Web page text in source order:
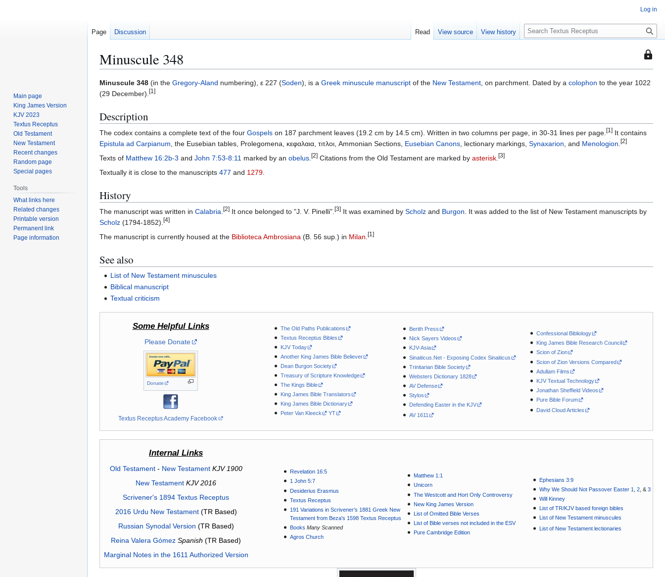
This
users
Minuscule 348
Jump
to
Jump
to
Minuscule 348 (in the Gregory-Aland numbering), ε 227 (Soden), is a Greek minuscule manuscript of the New Testament, on parchment. Dated by a colophon to the year 1022
(29 December). [1]
Description
The codex contains a complete text of the four Gospels on 187 parchment leaves (19.2 cm by 14.5 cm). Written in two columns per page, in 30-31 lines per page. [1] It contains
Epistula ad Carpianum, the Eusebian tables, Prolegomena, κεφαλαια, τιτλοι, Ammonian Sections, Eusebian Canons, lectionary markings, Synaxarion, and Menologion. [2]
Texts of Matthew 16:2b-3 and John 7:53-8:11 marked by an obelus. [2] Citations from the Old Testament are marked by asterisk. [3]
Textually it is close to the manuscripts 477 and 1279.
History
The manuscript was written in Calabria. [2] It once belonged to "J. V. Pinelli". [3] It was examined by Scholz and Burgon. It was added to the list of New Testament manuscripts by
Scholz (1794-1852). [4]
The manuscript is currently housed at the Biblioteca Ambrosiana (B. 56 sup.) in Milan. [1]
See also
List of New Testament minuscules
Biblical manuscript
Textual criticism
Some Helpful Links
Please Donate
Donate
Textus Receptus Academy Facebook
The Old Paths Publications
Textus Receptus Bibles
KJV Today
Another King James Bible Believer
Dean Burgon Society
Treasury of Scripture Knowledge
The Kings Bible
King James Bible Translators
King James Bible Dictionary
Peter Van Kleeck
YT
Berith Press
Nick Sayers Videos
KJV-Asia
Sinaiticus.Net - Exposing Codex Sinaiticus
Trinitarian Bible Society
Websters Dictionary 1828
AV Defense
Stylos
Defending Easter in the KJV
AV 1611
Confessional Bibliology
King James Bible Research Council
Scion of Zion
Scion of Zion Versions Compared
Adullam Films
KJV Textual Technology
Jonathan Sheffield Videos
Pure Bible Forum
David Cloud Articles
Internal Links
Old Testament- New Testament KJV 1900
New Testament KJV 2016
Scrivener's 1894 Textus Receptus
2016 Urdu New Testament(TR Based)
Russian Synodal Version (TR Based)
Reina Valera Gómez Spanish (TR Based)
Marginal Notes in the 1611 Authorized Version
Revelation 16:5
1 John 5:7
Desiderius Erasmus
Textus Receptus
191 Variations in Scrivener’s 1881 Greek New
Testament from Beza's 1598 Textus Receptus
Books Many Scanned
Agros Church
Matthew 1:1
Unicorn
The Westcott and Hort Only Controversy
New King James Version
List of Omitted Bible Verses
List of Bible verses not included in the ESV
Pure Cambridge Edition
Ephesians 3:9
Why We Should Not Passover Easter 1
,2 , &3
Will Kinney
List of TR/KJV based foreign bibles
List of New Testament minuscules
List of New Testament lectionaries
Log in
Page Discussion Read View source View history
S
e
c
h
Main page
King James Version
KJV 2023
Textus Receptus
Old Testament
New Testament
Recent changes
Random page
Special pages
Tools
What links here
Related changes
Printable version
Permanent link
Page information